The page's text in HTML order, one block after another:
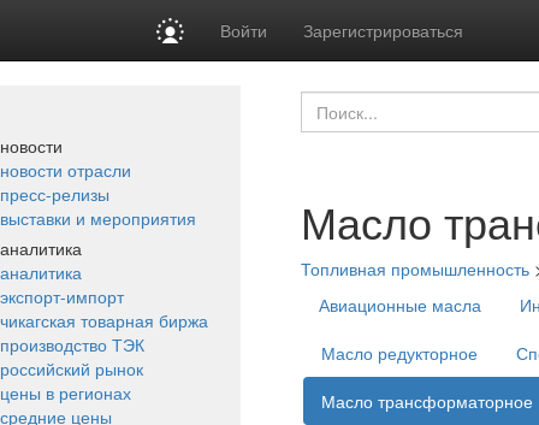
Войти Зарегистрироваться
новости
новости отрасли
пресс-релизы
выставки и мероприятия
аналитика
аналитика
экспорт-импорт
чикагская товарная биржа
производство ТЭК
российский рынок
цены в регионах
средние цены
Масло
Топливная промышленность
Авиационные масла
Масло редукторное
Масло трансформаторное